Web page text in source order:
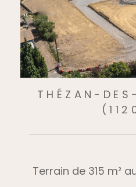
THÉZAN-
Terrain de 315 m²